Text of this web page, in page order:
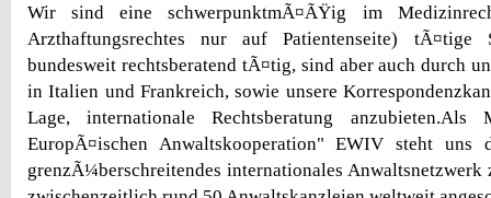
Wir sind eine schwerpunktmÃ¤ÃŸig im
Arzthaftungsrechtes nur auf Patientenseite)
bundesweit rechtsberatend tÃ¤tig, sind aber auch durch
in Italien und Frankreich, sowie unsere
Lage, internationale Rechtsberatung anzubieten.Als
EuropÃ¤ischen Anwaltskooperation" EWIV steht uns
grenzÃ¼berschreitendes internationales